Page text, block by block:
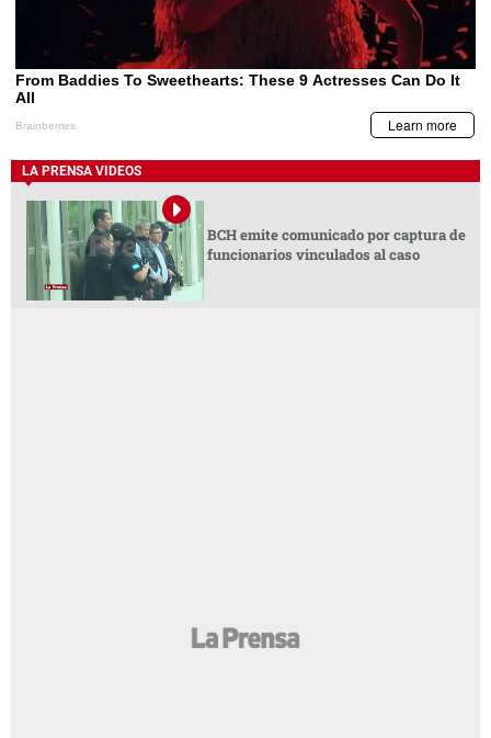
LA PRENSA VIDEOS
BCH emite comunicado por captura de
funcionarios vinculados al caso